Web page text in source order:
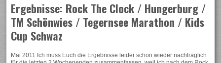
Ergebnisse: Rock The Clock / Hungerburg /
TM Schönwies / Tegernsee Marathon / Kids
Cup Schwaz
Mai 2011 Ich muss Euch die Ergebnisse leider schon wieder nachträglich